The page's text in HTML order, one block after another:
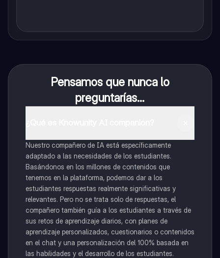
Pensamos que nunca lo
preguntarías...
Nuestro compañero de IA está específicamente
adaptado a las necesidades de los estudiantes.
Basándonos en los millones de contenidos que
tenemos en la plataforma, podemos dar a los
estudiantes respuestas realmente significativas y
relevantes. Pero no se trata solo de respuestas, el
compañero también guía a los estudiantes a través de
sus retos de aprendizaje diarios, con planes de
aprendizaje personalizados, cuestionarios o contenidos
en el chat y una personalización del 100% basada en
las habilidades y el desarrollo de los estudiantes.